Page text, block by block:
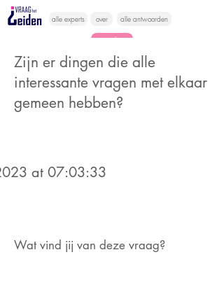
alle experts over alle antwoorden
vragen lessen
hier
Zijn er dingen die alle
interessante vragen met elkaar
gemeen hebben?
at 07:03:33
Wat vind jij van deze vraag?